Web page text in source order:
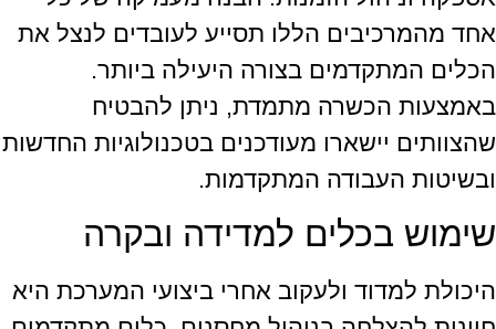
אחד מהמרכיבים הללו תסייע לעובדים לנצל את
הכלים המתקדמים בצורה היעילה ביותר.
באמצעות הכשרה מתמדת, ניתן להבטיח
שהצוותים יישארו מעודכנים בטכנולוגיות החדשות
ובשיטות העבודה המתקדמות.
שימוש בכלים למדידה ובקרה
היכולת למדוד ולעקוב אחרי ביצועי המערכת היא